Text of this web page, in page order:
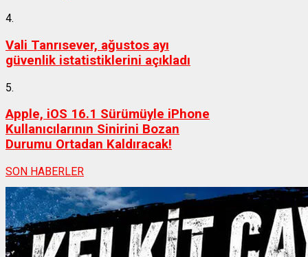
4.
Vali Tanrısever, ağustos ayı
güvenlik istatistiklerini açıkladı
5.
Apple, iOS 16.1 Sürümüyle iPhone
Kullanıcılarının Sinirini Bozan
Durumu Ortadan Kaldıracak!
SON HABERLER